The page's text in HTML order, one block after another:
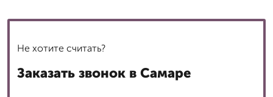
Не хотите считать?
Заказать звонок в Самаре